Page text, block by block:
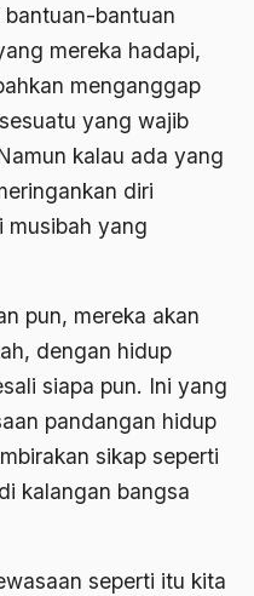
bantuan-bantuan
mereka hadapi,
menganggap
yang wajib
kalau ada yang
diri
musibah yang
pun, mereka akan
dengan hidup
siapa pun. Ini yang
pandangan hidup
sikap seperti
kalangan bangsa
seperti itu kita